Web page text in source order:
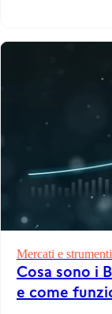
Mercati e strumenti
Cosa sono i
e come